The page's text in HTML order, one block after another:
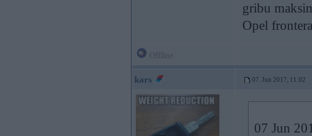
gribu
Opel
kars 07. Jun 2017, 11:02
07 Jun